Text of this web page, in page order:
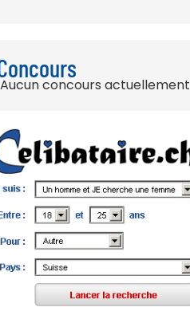
Aucun concours actuellement